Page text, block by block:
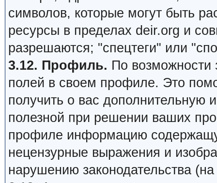
символов, которые могут быть
ресурсы в пределах deir.org и
разрешаются; "спецтеги" или
3.12. Профиль. По возможности
полей в своем профиле. Это
получить о вас дополнительную
полезной при решении ваших
профиле информацию
нецензурные выражения и
нарушению законодательства